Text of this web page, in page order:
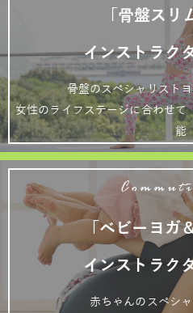
「骨盤スリ
インストラク
骨盤のスペシャリスト
女性のライフステージに合わせて
能
「ベビーヨガ
インストラク
赤ちゃんのスペシ